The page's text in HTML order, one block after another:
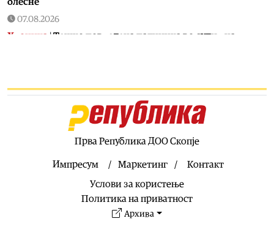
07.08.2026
Хроника |Тешко повредена патничка во судир на
подобро на жештиниве
Украина има 200.000 дезертери
Калеидоскоп|Jадете супа од кучешко месо за спас од
Утре е летна Света Петка: Молете се за
здравје, среќа и исцелување
Прва Република ДОО Скопје
Импресум Маркетинг
Контакт
Услови за користење
Политика на приватност
Архива